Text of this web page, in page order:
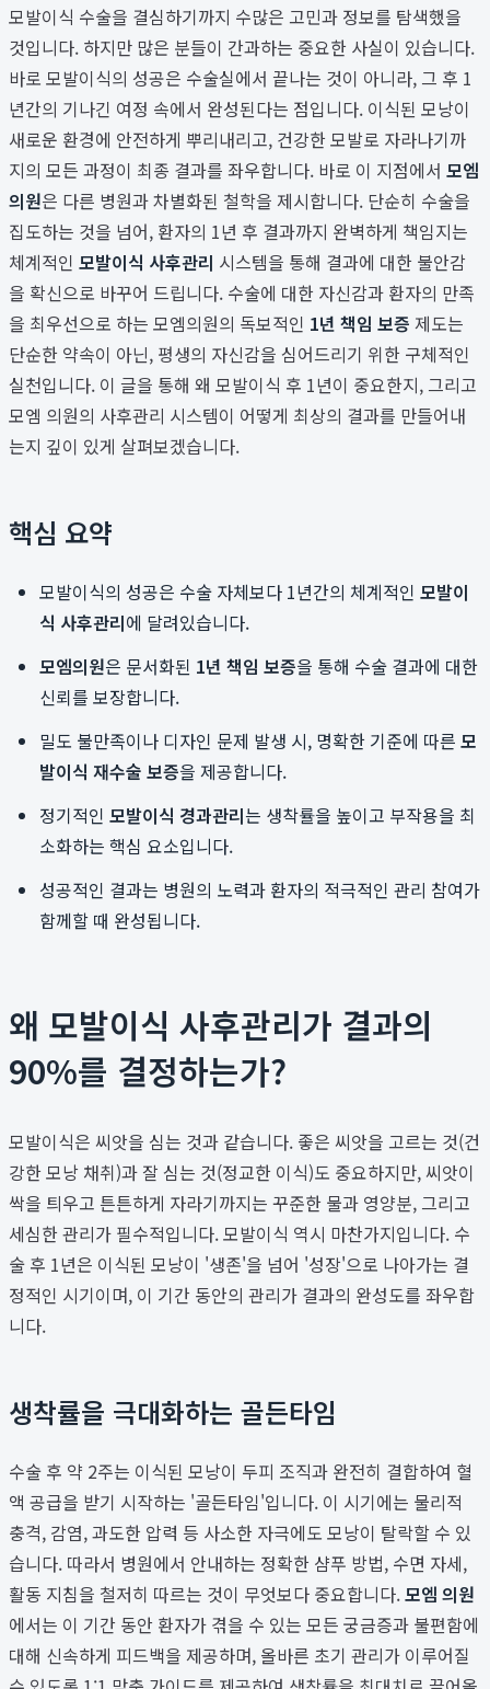
모발이식 수술을 결심하기까지 수많은 고민과 정보를 탐색했을
것입니다. 하지만 많은 분들이 간과하는 중요한 사실이 있습니다.
바로 모발이식의 성공은 수술실에서 끝나는 것이 아니라, 그 후 1
년간의 기나긴 여정 속에서 완성된다는 점입니다. 이식된 모낭이
새로운 환경에 안전하게 뿌리내리고, 건강한 모발로 자라나기까
지의 모든 과정이 최종 결과를 좌우합니다. 바로 이 지점에서 모엠
의원은 다른 병원과 차별화된 철학을 제시합니다. 단순히 수술을
집도하는 것을 넘어, 환자의 1년 후 결과까지 완벽하게 책임지는
체계적인 모발이식 사후관리 시스템을 통해 결과에 대한 불안감
을 확신으로 바꾸어 드립니다. 수술에 대한 자신감과 환자의 만족
을 최우선으로 하는 모엠의원의 독보적인 1년 책임 보증 제도는
단순한 약속이 아닌, 평생의 자신감을 심어드리기 위한 구체적인
실천입니다. 이 글을 통해 왜 모발이식 후 1년이 중요한지, 그리고
모엠 의원의 사후관리 시스템이 어떻게 최상의 결과를 만들어내
는지 깊이 있게 살펴보겠습니다.
핵심 요약
모발이식의 성공은 수술 자체보다 1년간의 체계적인 모발이
식 사후관리에 달려있습니다.
모엠의원은 문서화된 1년 책임 보증을 통해 수술 결과에 대한
신뢰를 보장합니다.
밀도 불만족이나 디자인 문제 발생 시, 명확한 기준에 따른 모
발이식 재수술 보증을 제공합니다.
정기적인 모발이식 경과관리는 생착률을 높이고 부작용을 최
소화하는 핵심 요소입니다.
성공적인 결과는 병원의 노력과 환자의 적극적인 관리 참여가
함께할 때 완성됩니다.
왜 모발이식 사후관리가 결과의
90%를 결정하는가?
모발이식은 씨앗을 심는 것과 같습니다. 좋은 씨앗을 고르는 것(건
강한 모낭 채취)과 잘 심는 것(정교한 이식)도 중요하지만, 씨앗이
싹을 틔우고 튼튼하게 자라기까지는 꾸준한 물과 영양분, 그리고
세심한 관리가 필수적입니다. 모발이식 역시 마찬가지입니다. 수
술 후 1년은 이식된 모낭이 '생존'을 넘어 '성장'으로 나아가는 결
정적인 시기이며, 이 기간 동안의 관리가 결과의 완성도를 좌우합
니다.
생착률을 극대화하는 골든타임
수술 후 약 2주는 이식된 모낭이 두피 조직과 완전히 결합하여 혈
액 공급을 받기 시작하는 '골든타임'입니다. 이 시기에는 물리적
충격, 감염, 과도한 압력 등 사소한 자극에도 모낭이 탈락할 수 있
습니다. 따라서 병원에서 안내하는 정확한 샴푸 방법, 수면 자세,
활동 지침을 철저히 따르는 것이 무엇보다 중요합니다.모엠 의원
에서는 이 기간 동안 환자가 겪을 수 있는 모든 궁금증과 불편함에
대해 신속하게 피드백을 제공하며, 올바른 초기 관리가 이루어질